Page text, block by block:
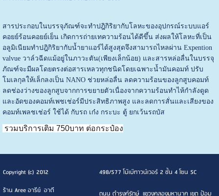
สารประกอบในบรรจุภัณฑ์จะทำปฎิกิริยากับโลหะของอุปกรณ์ระบบแอร์
คอยย์ร้อนคอยย์เย็น เกิดการถ่ายเทความร้อนได้ดีขึ้น ส่งผลให้โลหะที่เป็น
อลูมิเนียมทำปฎิกิริยากับน้ำยาแอร์ได้สูงสุดจึงสามารถไหลผ่าน Expention
valvue วาล์วฉีดแม้อยู่ในภาวะตัน(เพียงเล็กน้อย) และสารหล่อลื่นในบรรจุ
ภัณฑ์จะมีผลโดยตรงต่อสารเหลวทุกชนิดโดยเฉพาะน้ำมันคอมท์ ปรับ
โมเลกุลให้เล็กลงเป็น NANO ช่วยหล่อลื่น ลดความร้อนของลูกสูบคอมท์
ลดช่องว่างของลูกสูบจากการขยายตัวเนื่องจากความร้อนทำไห้กำลังดูด
และอัดของคอมท์เพชเช่อร์มีประสิทธิภาพสูง และลดการสั่นและเสียงของ
คอมท์เพลชเช่อร์ ใช้ได้ กับรถ เก๋ง กระบะ ตู้ ยกเว้นรถบัส
รวมบริการเติม 750บาท ต่อกระป๋อง
Copyright (c) 2012
498/577 โบ๊เบ๊ทาวน์เวอร์ 2 ชั้น 4 โซน 5C
ร้าน Aree อารีย์ อาดี
ถนน ดำรงค์รักษ์ แขวงคลองมหานาค เขต ป้อม